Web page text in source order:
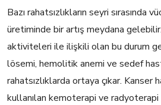
Bazı rahatsızlıkların seyri sırasında
üretiminde bir artış meydana
aktiviteleri ile ilişkili olan bu durum
lösemi, hemolitik anemi ve sedef
rahatsızlıklarda ortaya çıkar. Kanser
kullanılan kemoterapi ve radyoterapi